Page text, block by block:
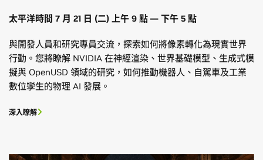
太平洋時間 7 月 21 日 (二) 上午 9 點 — 下午 5 點
與開發人員和研究專員交流，探索如何將像素轉化為現實世界
行動。您將瞭解 NVIDIA 在神經渲染、世界基礎模型、生成式模
擬與 OpenUSD 領域的研究，如何推動機器人、自駕車及工業
數位孿生的物理 AI 發展。
深入瞭解